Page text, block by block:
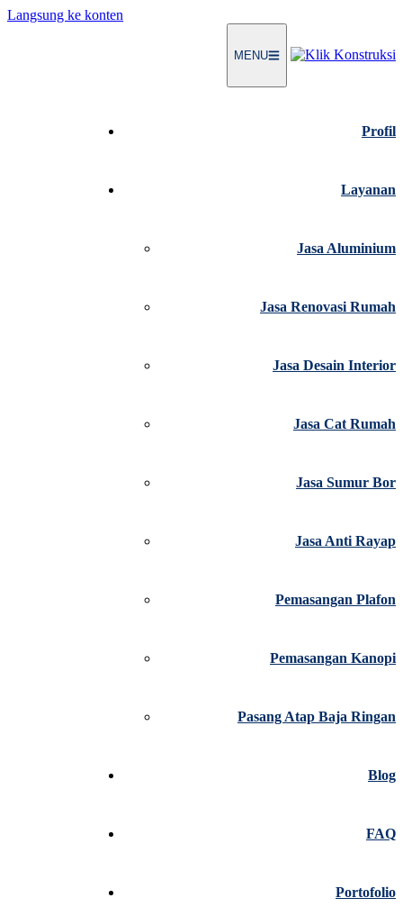
Langsung ke konten
MENU
Profil
Layanan
Jasa Aluminium
Jasa Renovasi Rumah
Jasa Desain Interior
Jasa Cat Rumah
Jasa Sumur Bor
Jasa Anti Rayap
Pemasangan Plafon
Pemasangan Kanopi
Pasang Atap Baja Ringan
Blog
FAQ
Portofolio